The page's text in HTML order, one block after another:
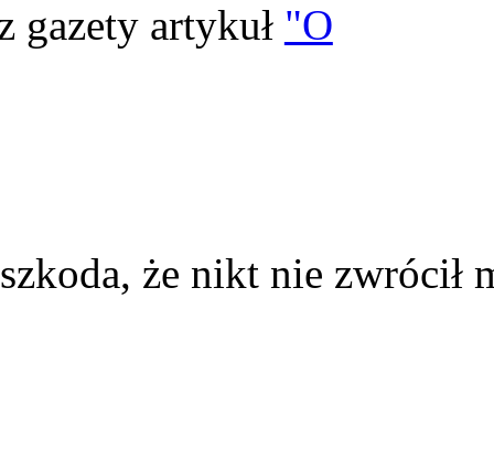
gazety artykuł "O
że nikt nie zwrócił